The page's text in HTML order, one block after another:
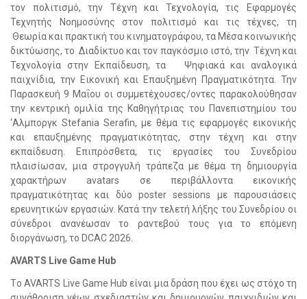
τον πολιτισμό, την Τέχνη και Τεχνολογία, τις Εφαρμογές
Τεχνητής Νοημοσύνης στον πολιτισμό και τις τέχνες, τη
Θεωρία και πρακτική του κινηματογράφου, τα Μέσα κοινωνικής
δικτύωσης, το Διαδίκτυο και τον παγκόσμιο ιστό, την Τέχνη και
Τεχνολογία στην Εκπαίδευση, τα Ψηφιακά και αναλογικά
παιχνίδια, την Εικονική και Επαυξημένη Πραγματικότητα. Την
Παρασκευή 9 Μαΐου οι συμμετέχουσες/οντες παρακολούθησαν
την κεντρική ομιλία της Καθηγήτριας του Πανεπιστημίου του
‘Αλμποργκ Stefania Serafin, με θέμα τις εφαρμογές εικονικής
και επαυξημένης πραγματικότητας, στην τέχνη και στην
εκπαίδευση. Επιπρόσθετα, τις εργασίες του Συνεδρίου
πλαισίωσαν, μια στρογγυλή τράπεζα με θέμα τη δημιουργία
χαρακτήρων avatars σε περιβάλλοντα εικονικής
πραγματικότητας και δύο poster sessions με παρουσιάσεις
ερευνητικών εργασιών. Κατά την τελετή λήξης του Συνεδρίου οι
σύνεδροι ανανέωσαν το ραντεβού τους για το επόμενη
διοργάνωση, το DCAC 2026.
AVARTS Live Game Hub
Tο AVARTS Live Game Hub είναι μια δράση που έχει ως στόχο τη